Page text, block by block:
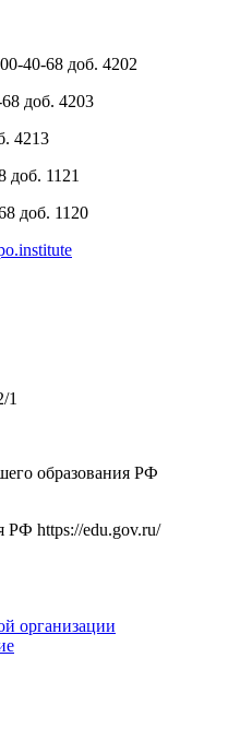
40-68 доб. 4202
доб. 4203
4213
доб. 1121
доб. 1120
1
образования РФ
РФ https://edu.gov.ru/
организации